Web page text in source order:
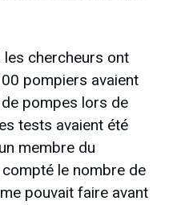
les chercheurs ont
pompiers avaient
pompes lors de
tests avaient été
membre du
le nombre de
pouvait faire avant